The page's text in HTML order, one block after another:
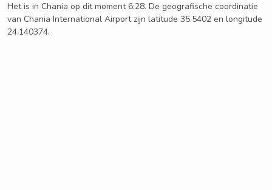
Het is in Chania op dit moment 6:28. De geografische coordinatie
van Chania International Airport zijn latitude 35.5402 en longitude
24.140374.